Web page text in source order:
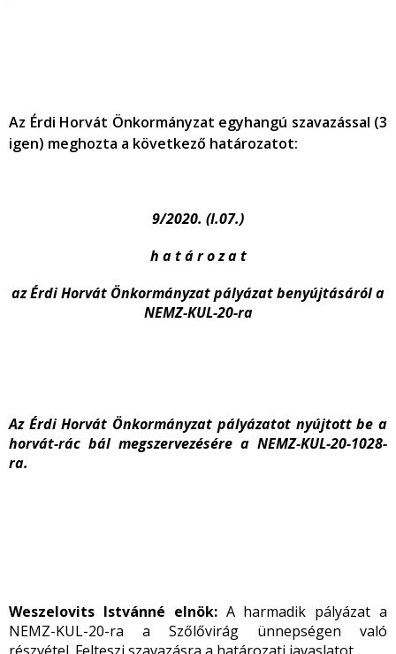
Az Érdi Horvát Önkormányzat egyhangú szavazással (3
igen) meghozta a következő határozatot:
9/2020. (I.07.)
h a t á r o z a t
az Érdi Horvát Önkormányzat pályázat benyújtásáról a
NEMZ-KUL-20-ra
Az Érdi Horvát Önkormányzat pályázatot nyújtott be a
horvát-rác bál megszervezésére a NEMZ-KUL-20-1028-
ra.
Weszelovits Istvánné elnök: A harmadik pályázat a
NEMZ-KUL-20-ra a Szőlővirág ünnepségen való